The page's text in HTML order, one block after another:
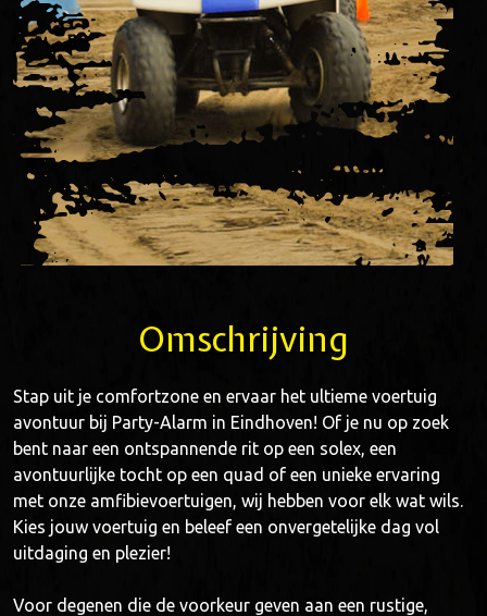
Omschrijving
Stap uit je comfortzone en ervaar het ultieme voertuig
avontuur bij Party-Alarm in Eindhoven! Of je nu op zoek
bent naar een ontspannende rit op een solex, een
avontuurlijke tocht op een quad of een unieke ervaring
met onze amfibievoertuigen, wij hebben voor elk wat wils.
Kies jouw voertuig en beleef een onvergetelijke dag vol
uitdaging en plezier!
Voor degenen die de voorkeur geven aan een rustige,